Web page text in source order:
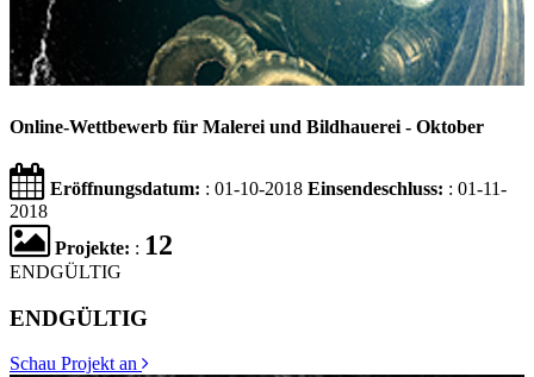
Online-Wettbewerb für Malerei und Bildhauerei - Oktober
Eröffnungsdatum: : 01-10-2018 Einsendeschluss: : 01-11-
2018
Projekte: : 12
ENDGÜLTIG
ENDGÜLTIG
Schau Projekt an